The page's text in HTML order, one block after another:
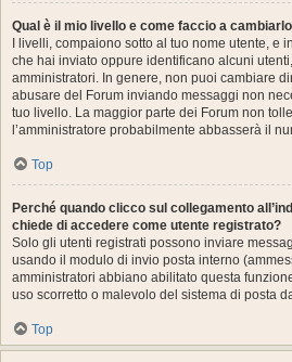
Qual è il mio livello e come faccio a
I livelli, compaiono sotto al tuo nome utente, e
che hai inviato oppure identificano alcuni
amministratori. In genere, non puoi cambiare
abusare del Forum inviando messaggi non
tuo livello. La maggior parte dei Forum non
l’amministratore probabilmente abbasserà il
Top
Perché quando clicco sul collegamento
chiede di accedere come utente registrato?
Solo gli utenti registrati possono inviare
usando il modulo di invio posta interno
amministratori abbiano abilitato questa
uso scorretto o malevolo del sistema di posta
Top